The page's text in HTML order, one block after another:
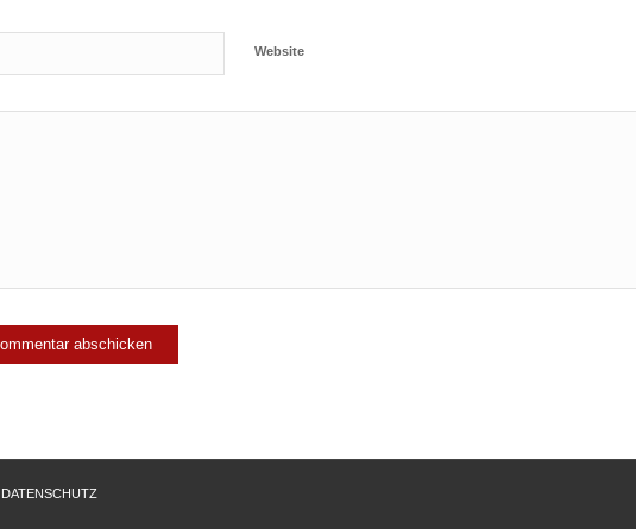
Website
DATENSCHUTZ